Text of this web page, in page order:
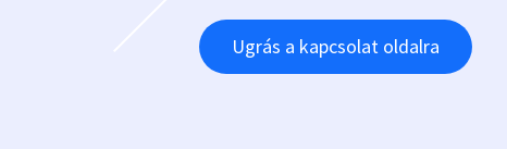
Ugrás a kapcsolat oldalra